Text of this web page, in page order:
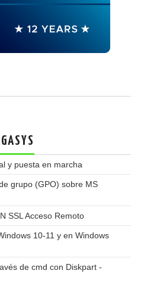
y puesta en marcha
grupo (GPO) sobre MS
SSL Acceso Remoto
10-11 y en Windows
de cmd con Diskpart -